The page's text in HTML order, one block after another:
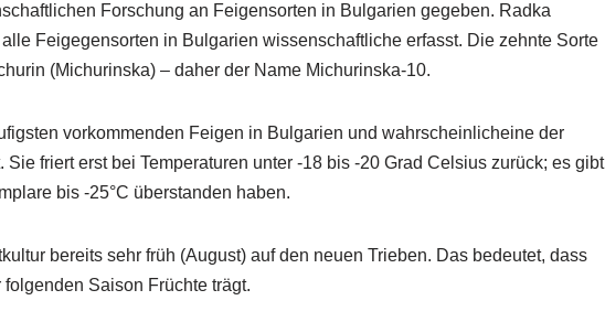
Forschung an Feigensorten in Bulgarien gegeben. Radka
Feigegensorten in Bulgarien wissenschaftliche erfasst. Die zehnte Sorte
(Michurinska) – daher der Name Michurinska-10.
vorkommenden Feigen in Bulgarien und wahrscheinlicheine der
friert erst bei Temperaturen unter -18 bis -20 Grad Celsius zurück; es gibt
bis -25°C überstanden haben.
bereits sehr früh (August) auf den neuen Trieben. Das bedeutet, dass
Saison Früchte trägt.